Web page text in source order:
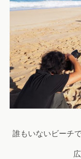
誰もいないビーチ